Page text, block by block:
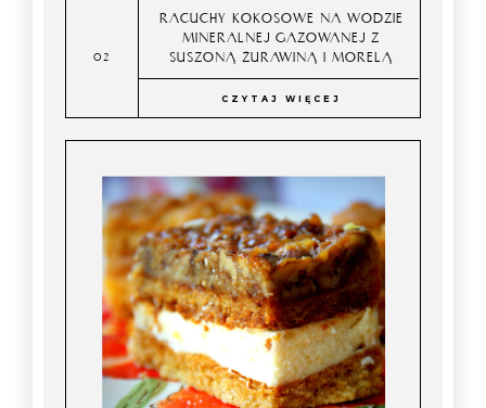
RACUCHY KOKOSOWE NA WODZIE
MINERALNEJ GAZOWANEJ Z
SUSZONĄ ŻURAWINĄ I MORELĄ
CZYTAJ WIĘCEJ